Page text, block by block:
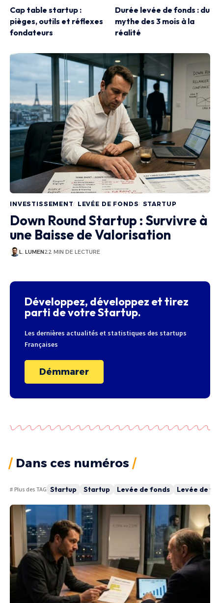
Cap table startup :
pièges, outils et réflexes
fondateurs
Durée levée de fonds : du
mythe des 3 mois à la
réalité
INVESTISSEMENT LEVÉE DE FONDS STARTUP
Down Round Startup : Survivre à
une Baisse de Valorisation
L. LUMEN22 MIN DE LECTURE
Développez, développez et tirez
parti de votre Startup.
Les dernières actualités et statistiques des startups
Françaises
Démmarer
Dans ces numéros
# Plus des TAG Startup Startup Levée de fonds Levée de